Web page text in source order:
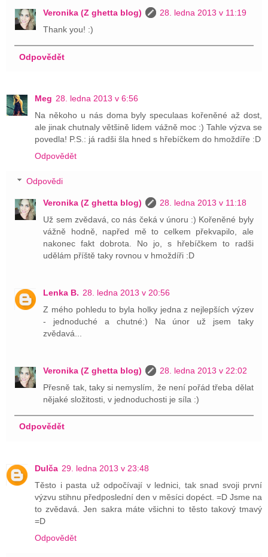
Veronika (Z ghetta blog)
28. ledna 2013 v 11:19
Thank you! :)
Odpovědět
Meg 28. ledna 2013 v 6:56
Na někoho u nás doma byly speculaas kořeněné až dost,
ale jinak chutnaly většině lidem vážně moc :) Tahle výzva se
povedla! P.S.: já radši šla hned s hřebíčkem do hmoždíře :D
Odpovědět
Odpovědi
Veronika (Z ghetta blog)
28. ledna 2013 v 11:18
Už sem zvědavá, co nás čeká v únoru :) Kořeněné byly
vážně hodně, napřed mě to celkem překvapilo, ale
nakonec fakt dobrota. No jo, s hřebíčkem to radši
udělám příště taky rovnou v hmoždíři :D
Lenka B. 28. ledna 2013 v 20:56
Z mého pohledu to byla holky jedna z nejlepších výzev
- jednoduché a chutné:) Na únor už jsem taky
zvědavá...
Veronika (Z ghetta blog)
28. ledna 2013 v 22:02
Přesně tak, taky si nemyslím, že není pořád třeba dělat
nějaké složitosti, v jednoduchosti je síla :)
Odpovědět
Dulča 29. ledna 2013 v 23:48
Těsto i pasta už odpočívají v lednici, tak snad svoji první
výzvu stihnu předposlední den v měsíci dopéct. =D Jsme na
to zvědavá. Jen sakra máte všichni to těsto takový tmavý
=D
Odpovědět